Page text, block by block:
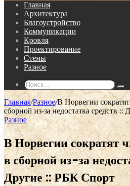
Главная
Архитектура
Благоустройство
Коммуникации
Кровля
Проектирование
Стены
Разное
Главная/Разное/В Норвегии
сборной из-за недостатка средств
Разное
В Норвегии сократят
в сборной из-за
Другие :: РБК Спорт